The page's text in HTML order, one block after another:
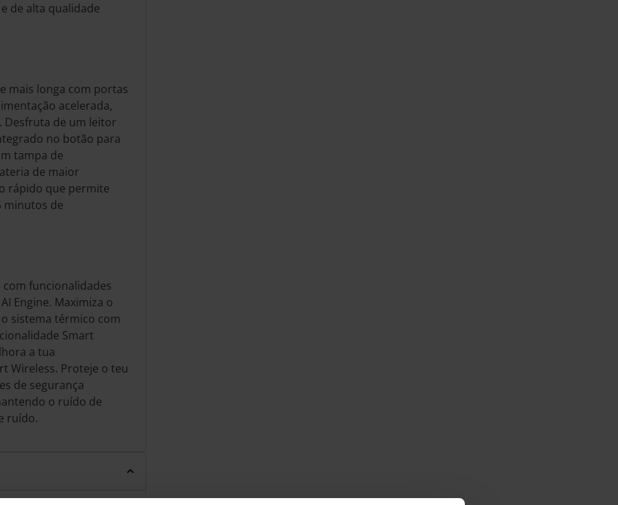
de alta qualidade
mais longa com portas
acelerada,
Desfruta de um leitor
no botão para
tampa de
de maior
rápido que permite
minutos de
funcionalidades
Engine. Maximiza o
sistema térmico com
Smart
a tua
Wireless. Proteje o teu
de segurança
o ruído de
ruído.